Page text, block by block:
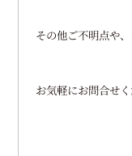
その他ご不明点や
お気軽にお問合せ